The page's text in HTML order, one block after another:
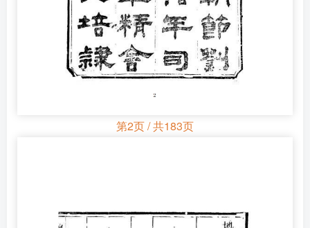
第2页 / 共183页